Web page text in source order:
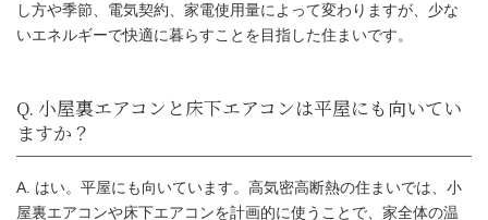
気密性能 C値 0.10㎠/㎡・全棟気密
耐震性能
3
空調計画
主な特徴
夫婦ふたり暮らし・面積
し方や季節、電気契約、家電使用量によって変わりますが、少な
いエネルギーで快適に暮らすことを目指した住まいです。
A. はい。平屋にも向いています。高気密高断熱の住まいでは、小
屋裏エアコンや床下エアコンを計画的に使うことで、家全体の温